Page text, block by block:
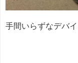
手間いらずなデバ